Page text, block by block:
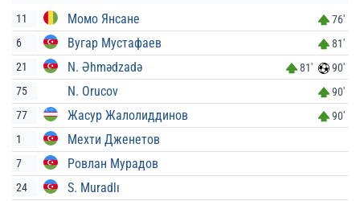
11 Момо Янсане
76'
6
Вугар Мустафаев
81'
21
N. Əhmədzadə 81'
90'
75
N. Orucov
90'
77
Жасур Жалолиддинов
90'
1
Мехти Дженетов
7 Ровлан Мурадов
24 S. Muradlı